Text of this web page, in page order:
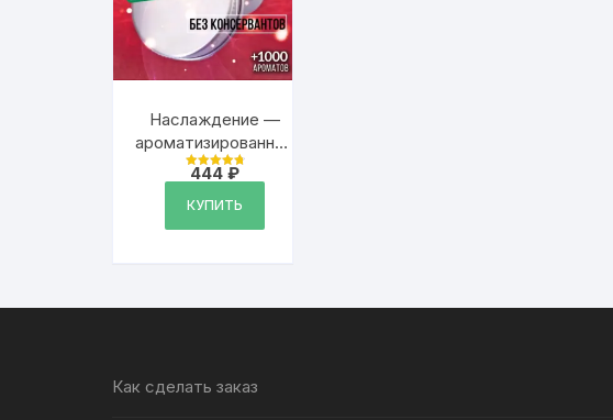
Наслаждение —
ароматизированный
тальк для тела
Оценка
444 ₽
КУПИТЬ
Как сделать заказ